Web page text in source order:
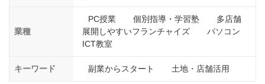
業種
PC授業 個別指導・学習塾
多店舗
展開しやすいフランチャイズ
パソコン
ICT教室
キーワード 副業からスタート 土地・店舗活用